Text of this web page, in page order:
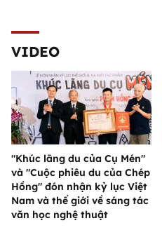
VIDEO
"Khúc lãng du của Cụ Mén"
và "Cuộc phiêu du của Chép
Hồng" đón nhận kỷ lục Việt
Nam và thế giới về sáng tác
văn học nghệ thuật